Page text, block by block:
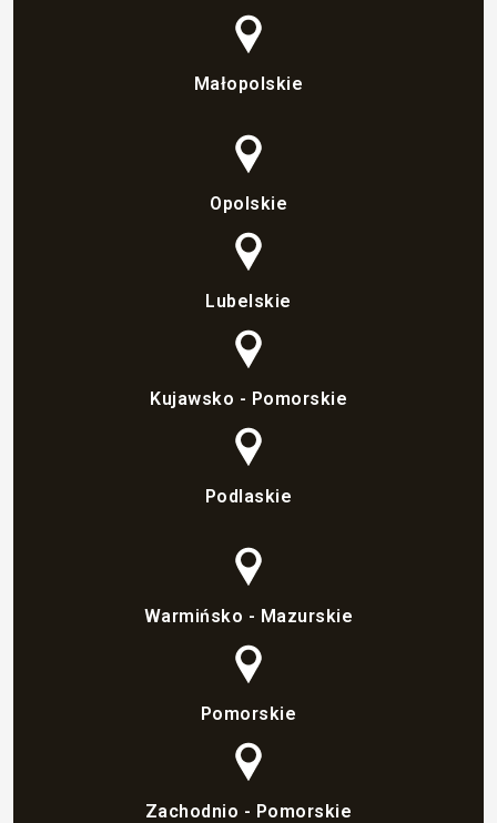
Małopolskie
Opolskie
Lubelskie
Kujawsko - Pomorskie
Podlaskie
Warmińsko - Mazurskie
Pomorskie
Zachodnio - Pomorskie